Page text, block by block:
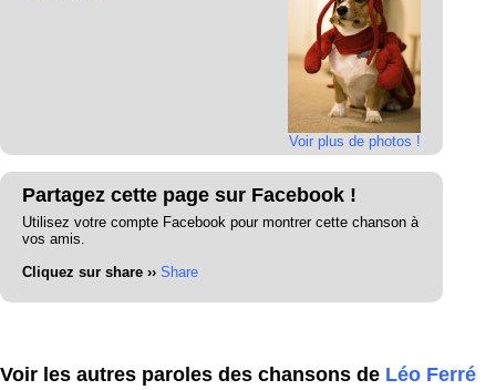
Voir plus de photos !
Partagez cette page sur Facebook !
Utilisez votre compte Facebook pour montrer cette chanson à
vos amis.
Cliquez sur share ›› Share
Voir les autres paroles des chansons de Léo Ferré